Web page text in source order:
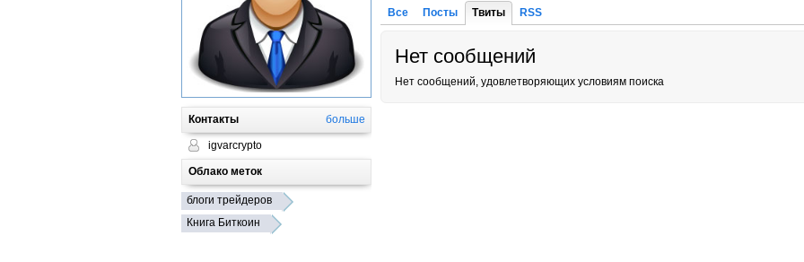
Контакты больше
igvarcrypto
Облако меток
блоги трейдеров
Книга Биткоин
Все Посты Твиты RSS
Нет сообщений
Нет сообщений, удовлетворяющих условиям поиска